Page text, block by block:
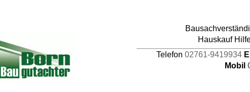
Hauskauf
Telefon 02761-9419934
Mobil